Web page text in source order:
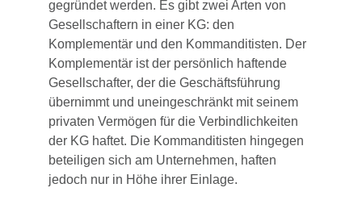
gegründet werden. Es gibt zwei Arten von
Gesellschaftern in einer KG: den
Komplementär und den Kommanditisten. Der
Komplementär ist der persönlich haftende
Gesellschafter, der die Geschäftsführung
übernimmt und uneingeschränkt mit seinem
privaten Vermögen für die Verbindlichkeiten
der KG haftet. Die Kommanditisten hingegen
beteiligen sich am Unternehmen, haften
jedoch nur in Höhe ihrer Einlage.